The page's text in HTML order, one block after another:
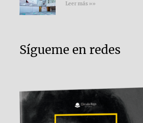
Leer más »»
Sígueme en redes